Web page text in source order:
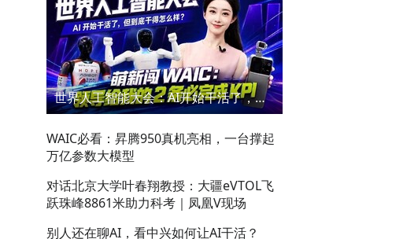
世界人工智能大会：AI开始干活了，但到底干的怎么样？萌新闯WAIC
WAIC必看：昇腾950真机亮相，一台撑起
万亿参数大模型
对话北京大学叶春翔教授：大疆eVTOL飞
跃珠峰8861米助力科考｜凤凰V现场
别人还在聊AI，看中兴如何让AI干活？